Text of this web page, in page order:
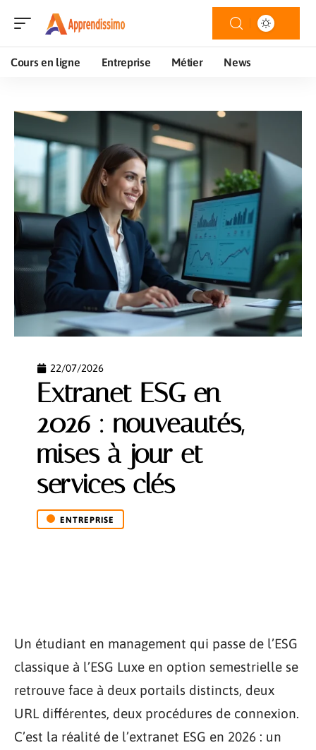
Cours en ligne Entreprise Métier News
22/07/2026
Extranet ESG en
2026 : nouveautés,
mises à jour et
services clés
ENTREPRISE
Un étudiant en management qui passe de l’ESG
classique à l’ESG Luxe en option semestrielle se
retrouve face à deux portails distincts, deux
URL différentes, deux procédures de connexion.
C’est la réalité de l’extranet ESG en 2026 : un